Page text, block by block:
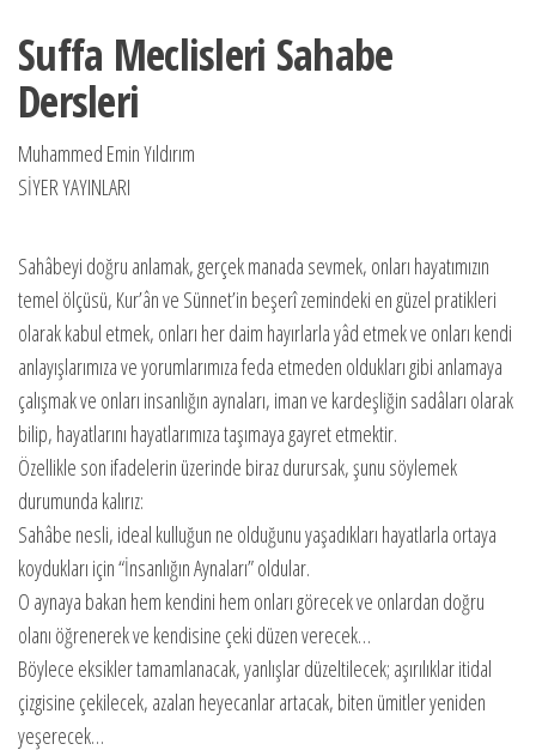
Suffa Meclisleri Sahabe
Dersleri
Muhammed Emin Yıldırım
SİYER YAYINLARI
Sahâbeyi doğru anlamak, gerçek manada sevmek, onları hayatımızın
temel ölçüsü, Kur’ân ve Sünnet’in beşerî zemindeki en güzel pratikleri
olarak kabul etmek, onları her daim hayırlarla yâd etmek ve onları kendi
anlayışlarımıza ve yorumlarımıza feda etmeden oldukları gibi anlamaya
çalışmak ve onları insanlığın aynaları, iman ve kardeşliğin sadâları olarak
bilip, hayatlarını hayatlarımıza taşımaya gayret etmektir.
Özellikle son ifadelerin üzerinde biraz durursak, şunu söylemek
durumunda kalırız:
Sahâbe nesli, ideal kulluğun ne olduğunu yaşadıkları hayatlarla ortaya
koydukları için “İnsanlığın Aynaları” oldular.
O aynaya bakan hem kendini hem onları görecek ve onlardan doğru
olanı öğrenerek ve kendisine çeki düzen verecek…
Böylece eksikler tamamlanacak, yanlışlar düzeltilecek; aşırılıklar itidal
çizgisine çekilecek, azalan heyecanlar artacak, biten ümitler yeniden
yeşerecek…